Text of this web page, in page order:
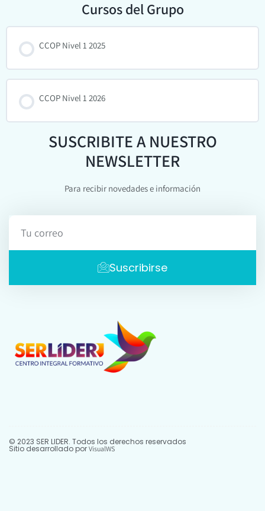
Cursos del Grupo
CCOP Nivel 1 2025
0% COMPLETADO 0/0 pasos
CCOP Nivel 1 2026
PROGRESO DEL CURSO
0% COMPLETADO 0/0 pasos
SUSCRIBITE A NUESTRO
NEWSLETTER
Para recibir novedades e información
Suscribirse
© 2023 SER LIDER. Todos los derechos reservados
Sitio desarrollado por VisualWS